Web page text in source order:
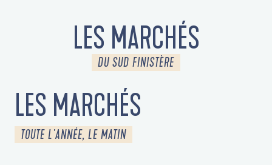
LES MARCHÉS
DU SUD FINISTÈRE
LES MARCHÉS
TOUTE L'ANNÉE, LE MATIN